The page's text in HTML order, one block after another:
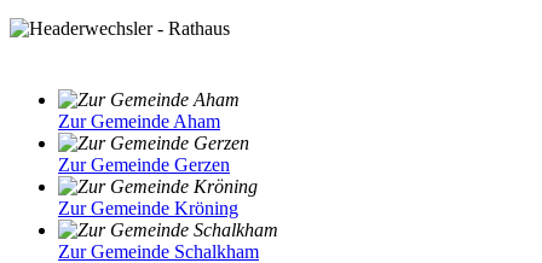
Zur Gemeinde Aham
Zur Gemeinde Gerzen
Zur Gemeinde Kröning
Zur Gemeinde Schalkham